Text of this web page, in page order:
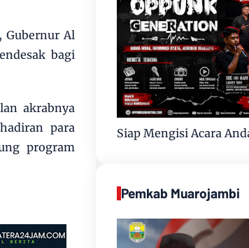
Gubernur Al
bagi
akrabnya
para
program
Siap Mengisi Acara
Pemkab Muarojambi